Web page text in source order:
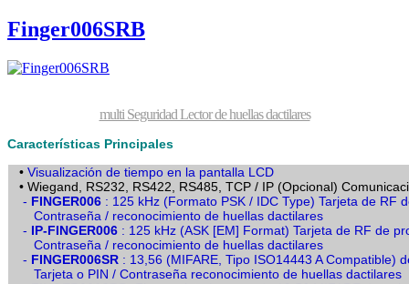
Finger006SRB
multi Seguridad Lector de huellas dactilares
Características Principales
• Visualización de tiempo en la pantalla LCD
• Wiegand, RS232, RS422, RS485, TCP / IP (Opcional)
- FINGER006 : 125 kHz (Formato PSK / IDC Type) Tarjeta de RF
Contraseña / reconocimiento de huellas dactilares
- IP-FINGER006 : 125 kHz (ASK [EM] Format) Tarjeta de RF de
Contraseña / reconocimiento de huellas dactilares
- FINGER006SR : 13,56 (MIFARE, Tipo ISO14443 A Compatible)
Tarjeta o PIN / Contraseña reconocimiento de huellas dactilares